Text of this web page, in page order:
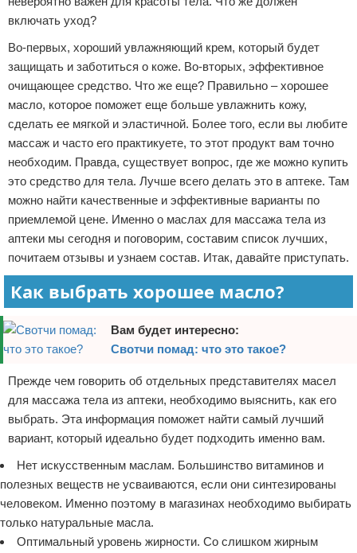
включать уход?
Во-первых, хороший увлажняющий крем, который будет
защищать и заботиться о коже. Во-вторых, эффективное
очищающее средство. Что же еще? Правильно – хорошее
масло, которое поможет еще больше увлажнить кожу,
сделать ее мягкой и эластичной. Более того, если вы любите
массаж и часто его практикуете, то этот продукт вам точно
необходим. Правда, существует вопрос, где же можно купить
это средство для тела. Лучше всего делать это в аптеке. Там
можно найти качественные и эффективные варианты по
приемлемой цене. Именно о маслах для массажа тела из
аптеки мы сегодня и поговорим, составим список лучших,
почитаем отзывы и узнаем состав. Итак, давайте приступать.
Как выбрать хорошее масло?
Вам будет интересно:
Свотчи помад: что это такое?
Прежде чем говорить об отдельных представителях масел
для массажа тела из аптеки, необходимо выяснить, как его
выбрать. Эта информация поможет найти самый лучший
вариант, который идеально будет подходить именно вам.
Нет искусственным маслам. Большинство витаминов и
полезных веществ не усваиваются, если они синтезированы
человеком. Именно поэтому в магазинах необходимо выбирать
только натуральные масла.
Оптимальный уровень жирности. Со слишком жирным